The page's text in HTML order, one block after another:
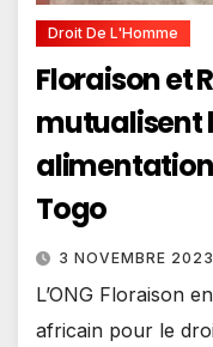
Droit De L'Homme
Floraison et
mutualisent
Togo
3 NOVEMBRE 2023
L’ONG Floraison
africain pour le